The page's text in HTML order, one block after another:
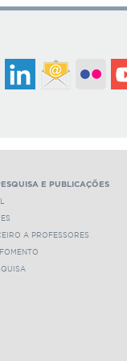
E PUBLICAÇÕES
A PROFESSORES